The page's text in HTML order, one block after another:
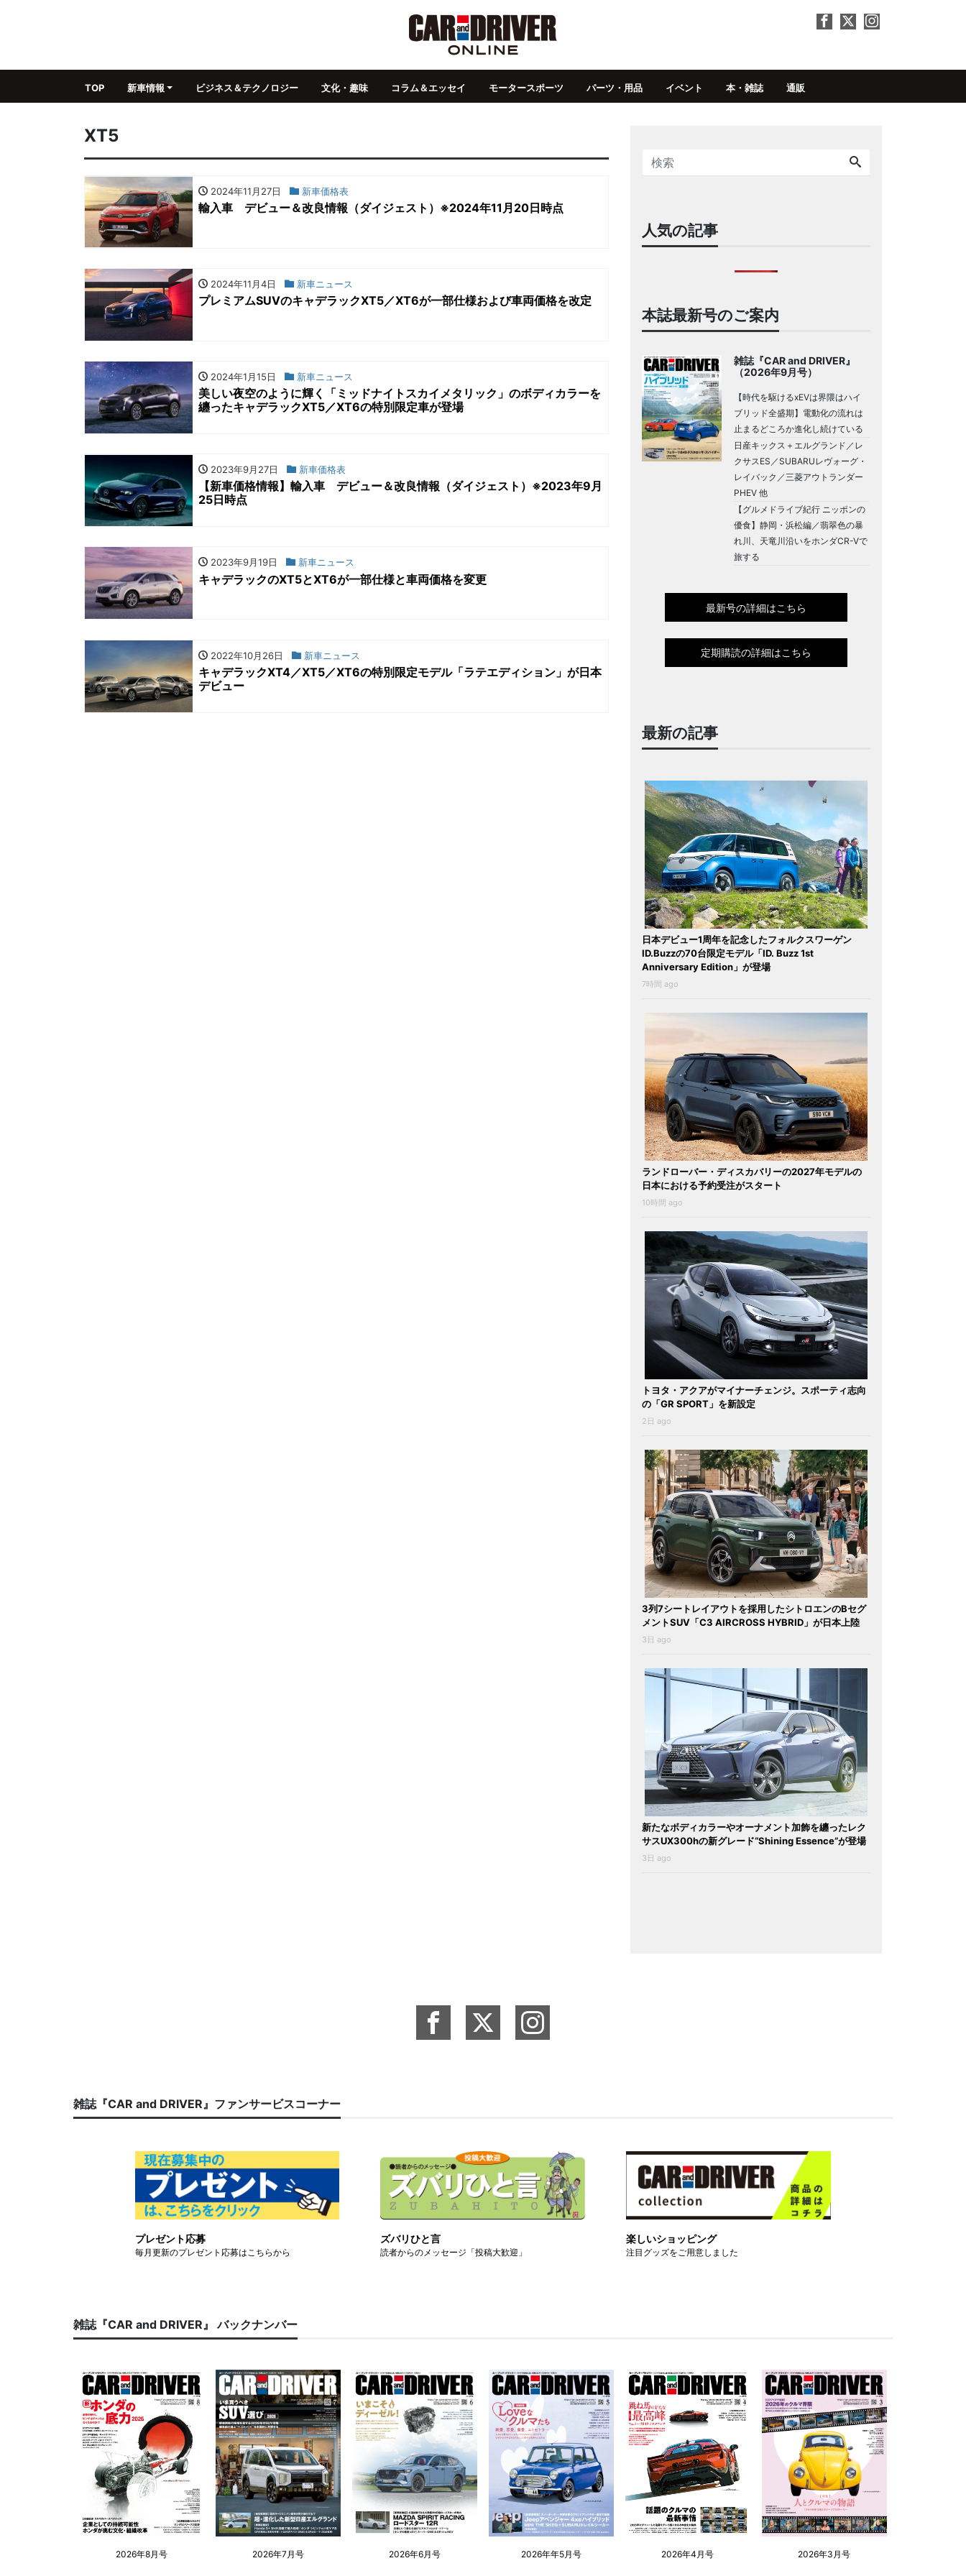
TOP 新車情報 ビジネス＆テクノロジー 文化・趣味 コラム＆エッセイ モータースポーツ パーツ・用品 イベント 本・雑誌 通販
XT5
2024年11月27日 新車価格表
輸入車 デビュー＆改良情報（ダイジェスト）※2024年11月20日時点
2024年11月4日 新車ニュース
プレミアムSUVのキャデラックXT5／XT6が一部仕様および車両価格を改定
2024年1月15日 新車ニュース
美しい夜空のように輝く「ミッドナイトスカイメタリック」のボディカラーを
纏ったキャデラックXT5／XT6の特別限定車が登場
2023年9月27日 新車価格表
【新車価格情報】輸入車 デビュー＆改良情報（ダイジェスト）※2023年9月
25日時点
2023年9月19日 新車ニュース
キャデラックのXT5とXT6が一部仕様と車両価格を変更
2022年10月26日 新車ニュース
キャデラックXT4／XT5／XT6の特別限定モデル「ラテエディション」が日本
デビュー
人気の記事
本誌最新号のご案内
雑誌『CAR and DRIVER』
（2026年9月号）
【時代を駆けるxEVは界隈はハイ
ブリッド全盛期】電動化の流れは
止まるどころか進化し続けている
日産キックス＋エルグランド／レ
クサスES／SUBARUレヴォーグ・
レイバック／三菱アウトランダー
PHEV 他
【グルメドライブ紀行 ニッポンの
優食】静岡・浜松編／翡翠色の暴
れ川、天竜川沿いをホンダCR-Vで
旅する
最新号の詳細はこちら
定期購読の詳細はこちら
最新の記事
日本デビュー1周年を記念したフォルクスワーゲン
ID.Buzzの70台限定モデル「ID. Buzz 1st
Anniversary Edition」が登場
7時間 ago
ランドローバー・ディスカバリーの2027年モデルの
日本における予約受注がスタート
10時間 ago
トヨタ・アクアがマイナーチェンジ。スポーティ志向
の「GR SPORT」を新設定
2日 ago
3列7シートレイアウトを採用したシトロエンのBセグ
メントSUV「C3 AIRCROSS HYBRID」が日本上陸
3日 ago
新たなボディカラーやオーナメント加飾を纏ったレク
サスUX300hの新グレード“Shining Essence”が登場
3日 ago
雑誌『CAR and DRIVER』ファンサービスコーナー
プレゼント応募
毎月更新のプレゼント応募はこちらから
ズバリひと言
読者からのメッセージ「投稿大歓迎」
楽しいショッピング
注目グッズをご用意しました
雑誌『CAR and DRIVER』 バックナンバー
2026年8月号 2026年7月号 2026年6月号 2026年年5月号 2026年4月号 2026年3月号